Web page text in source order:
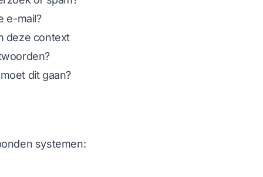
e-mail?
deze context
dit gaan?
systemen: